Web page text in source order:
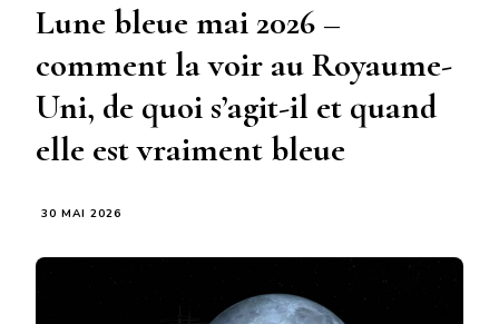
Lune bleue mai 2026 –
comment la voir au Royaume-
Uni, de quoi s’agit-il et quand
elle est vraiment bleue
30 MAI 2026